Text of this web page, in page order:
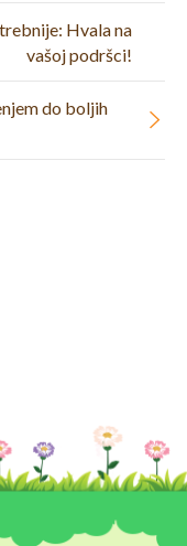
do boljih
Hvala na
vašoj podršci!